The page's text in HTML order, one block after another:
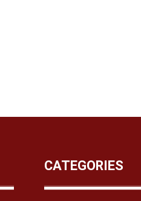
CATEGORIES